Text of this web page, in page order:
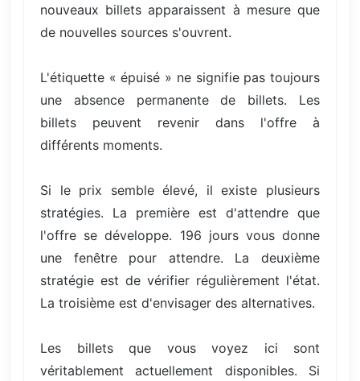
nouveaux billets apparaissent à mesure que
de nouvelles sources s'ouvrent.
L'étiquette « épuisé » ne signifie pas toujours
une absence permanente de billets. Les
billets peuvent revenir dans l'offre à
différents moments.
Si le prix semble élevé, il existe plusieurs
stratégies. La première est d'attendre que
l'offre se développe. 196 jours vous donne
une fenêtre pour attendre. La deuxième
stratégie est de vérifier régulièrement l'état.
La troisième est d'envisager des alternatives.
Les billets que vous voyez ici sont
véritablement actuellement disponibles. Si